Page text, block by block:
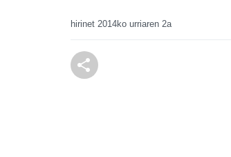
hirinet 2014ko urriaren 2a